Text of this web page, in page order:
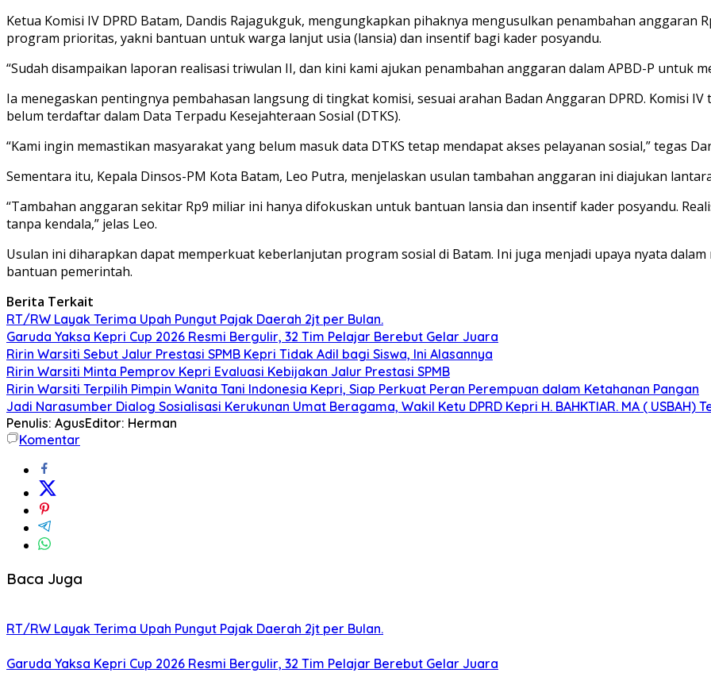
Ketua Komisi IV DPRD Batam, Dandis Rajagukguk, mengungkapkan pihaknya mengusulkan penambahan anggaran
program prioritas, yakni bantuan untuk warga lanjut usia (lansia) dan insentif bagi kader posyandu.
“Sudah disampaikan laporan realisasi triwulan II, dan kini kami ajukan penambahan anggaran dalam APBD-P untuk
Ia menegaskan pentingnya pembahasan langsung di tingkat komisi, sesuai arahan Badan Anggaran DPRD. Komisi
belum terdaftar dalam Data Terpadu Kesejahteraan Sosial (DTKS).
“Kami ingin memastikan masyarakat yang belum masuk data DTKS tetap mendapat akses pelayanan sosial,” tegas
Sementara itu, Kepala Dinsos-PM Kota Batam, Leo Putra, menjelaskan usulan tambahan anggaran ini diajukan
“Tambahan anggaran sekitar Rp9 miliar ini hanya difokuskan untuk bantuan lansia dan insentif kader posyandu.
tanpa kendala,” jelas Leo.
Usulan ini diharapkan dapat memperkuat keberlanjutan program sosial di Batam. Ini juga menjadi upaya nyata
bantuan pemerintah.
Berita Terkait
RT/RW Layak Terima Upah Pungut Pajak Daerah 2jt per Bulan.
Garuda Yaksa Kepri Cup 2026 Resmi Bergulir, 32 Tim Pelajar Berebut Gelar Juara
Ririn Warsiti Sebut Jalur Prestasi SPMB Kepri Tidak Adil bagi Siswa, Ini Alasannya
Ririn Warsiti Minta Pemprov Kepri Evaluasi Kebijakan Jalur Prestasi SPMB
Ririn Warsiti Terpilih Pimpin Wanita Tani Indonesia Kepri, Siap Perkuat Peran Perempuan dalam Ketahanan Pangan
Jadi Narasumber Dialog Sosialisasi Kerukunan Umat Beragama, Wakil Ketu DPRD Kepri H. BAHKTIAR. MA ( USBAH)
Penulis: AgusEditor: Herman
Komentar
Baca Juga
RT/RW Layak Terima Upah Pungut Pajak Daerah 2jt per Bulan.
Garuda Yaksa Kepri Cup 2026 Resmi Bergulir, 32 Tim Pelajar Berebut Gelar Juara